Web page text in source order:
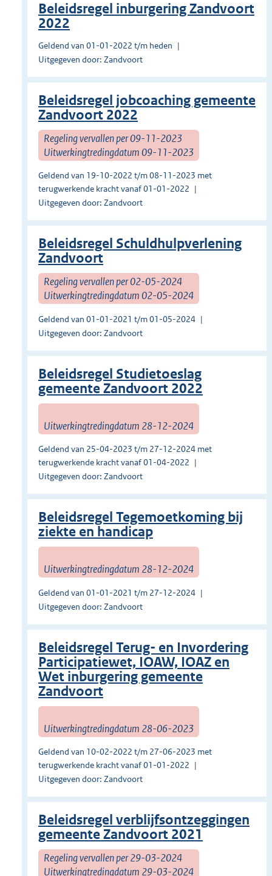
Beleidsregel inburgering Zandvoort
2022
Geldend van 01-01-2022 t/m heden
Uitgegeven door: Zandvoort
Beleidsregel jobcoaching gemeente
Zandvoort 2022
Regeling vervallen per 09-11-2023
Uitwerkingtredingdatum 09-11-2023
Geldend van 19-10-2022 t/m 08-11-2023 met
terugwerkende kracht vanaf 01-01-2022
Uitgegeven door: Zandvoort
Beleidsregel Schuldhulpverlening
Zandvoort
Regeling vervallen per 02-05-2024
Uitwerkingtredingdatum 02-05-2024
Geldend van 01-01-2021 t/m 01-05-2024
Uitgegeven door: Zandvoort
Beleidsregel Studietoeslag
gemeente Zandvoort 2022
Uitwerkingtredingdatum 28-12-2024
Geldend van 25-04-2023 t/m 27-12-2024 met
terugwerkende kracht vanaf 01-04-2022
Uitgegeven door: Zandvoort
Beleidsregel Tegemoetkoming bij
ziekte en handicap
Uitwerkingtredingdatum 28-12-2024
Geldend van 01-01-2021 t/m 27-12-2024
Uitgegeven door: Zandvoort
Beleidsregel Terug- en Invordering
Participatiewet, IOAW, IOAZ en
Wet inburgering gemeente
Zandvoort
Uitwerkingtredingdatum 28-06-2023
Geldend van 10-02-2022 t/m 27-06-2023 met
terugwerkende kracht vanaf 01-01-2022
Uitgegeven door: Zandvoort
Beleidsregel verblijfsontzeggingen
gemeente Zandvoort 2021
Regeling vervallen per 29-03-2024
Uitwerkingtredingdatum 29-03-2024